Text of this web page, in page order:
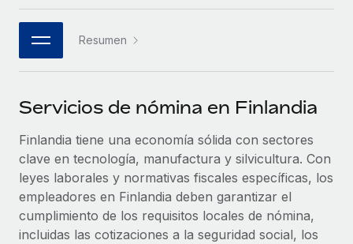
Conectar
Conecta cualquier herramienta de IA con Remote
Optimiza los procesos con herramientas empresariales
esenciales.
SERVICIOS
Pregunta a un experto
Obtén ayuda de gente experta en RR. HH. globales
ASOCIARSE
Socios tecnológicos estratégicos
Integra la gestión de los RR. HH. globales en tu
Asociarse
Remote Build Próximamente
Consultoría de integraciones y automatización con IA.
CASOS PRÁCTICOS
Webinarios
Información sobre salarios y talento
Obtén ayuda
Consulta todos los recursos
한국어
中文（简体）Resumen
Servicios de nómina en Finlandia
Finlandia tiene una economía sólida con sectores
clave en tecnología, manufactura y silvicultura. Con
leyes laborales y normativas fiscales específicas, los
empleadores en Finlandia deben garantizar el
cumplimiento de los requisitos locales de nómina,
incluidas las cotizaciones a la seguridad social, los